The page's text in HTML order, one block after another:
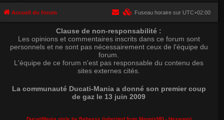
Accueil du forum Fuseau horaire sur UTC+02:00
Clause de non-responsabilité :
Les opinions et commentaires inscrits dans ce forum sont
personnels et ne sont pas nécessairement ceux de l'équipe du
forum.
L'équipe de ce forum n'est pas responsable du contenu des
sites externes cités.
La communauté Ducati-Mania a donné son premier coup
de gaz le 13 juin 2009